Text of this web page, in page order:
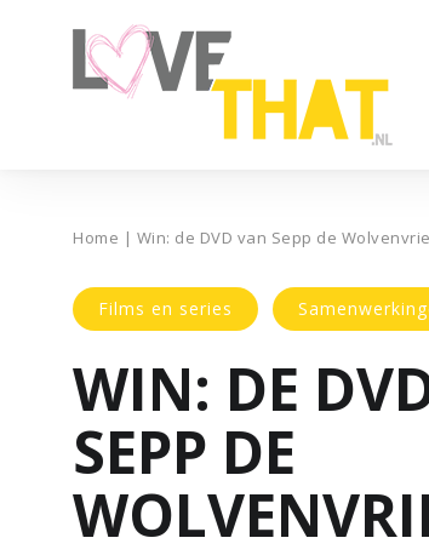
Home | Win: de DVD van Sepp de
Films en series
WIN: DE
SEPP DE